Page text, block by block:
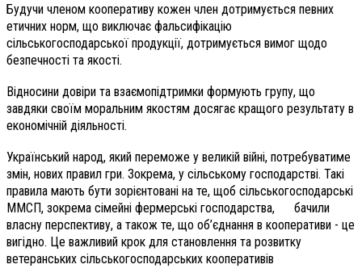
Будучи членом кооперативу кожен член дотримується певних
етичних норм, що виключає фальсифікацію
сільськогосподарської продукції, дотримується вимог щодо
безпечності та якості.
Відносини довіри та взаємопідтримки формують групу, що
завдяки своїм моральним якостям досягає кращого результату в
економічній діяльності.
Український народ, який переможе у великій війні, потребуватиме
змін, нових правил гри. Зокрема, у сільському господарстві. Такі
правила мають бути зорієнтовані на те, щоб сільськогосподарські
ММСП, зокрема сімейні фермерські господарства, бачили
власну перспективу, а також те, що об’єднання в кооперативи - це
вигідно. Це важливий крок для становлення та розвитку
ветеранських сільськогосподарських кооперативів